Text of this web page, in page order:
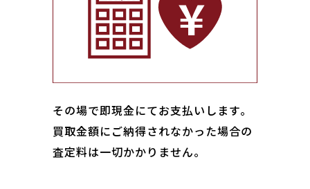
その場で即現金にてお支払いします｡
買取金額にご納得されなかった場合の
査定料は一切かかりません。